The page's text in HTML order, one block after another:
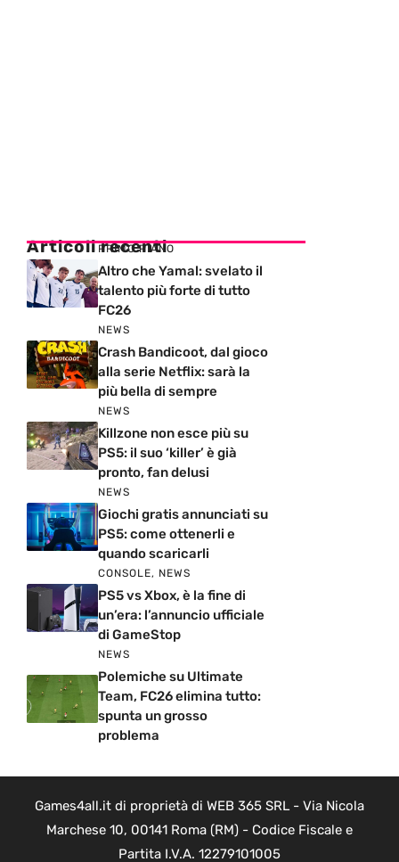
Articoli recenti
PRIMO PIANO
Altro che Yamal: svelato il
talento più forte di tutto
FC26
NEWS
Crash Bandicoot, dal gioco
alla serie Netflix: sarà la
più bella di sempre
NEWS
Killzone non esce più su
PS5: il suo ‘killer’ è già
pronto, fan delusi
NEWS
Giochi gratis annunciati su
PS5: come ottenerli e
quando scaricarli
CONSOLE, NEWS
PS5 vs Xbox, è la fine di
un’era: l’annuncio ufficiale
di GameStop
NEWS
Polemiche su Ultimate
Team, FC26 elimina tutto:
spunta un grosso
problema
Games4all.it di proprietà di WEB 365 SRL - Via Nicola
Marchese 10, 00141 Roma (RM) - Codice Fiscale e
Partita I.V.A. 12279101005